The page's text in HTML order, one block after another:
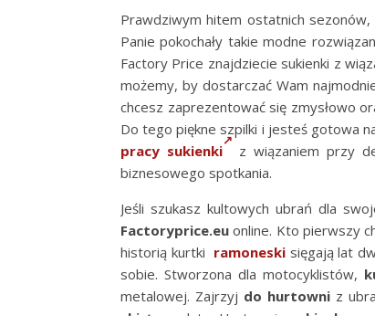
Prawdziwym hitem ostatnich
Panie pokochały takie modne
Factory Price znajdziecie sukienki z
możemy, by dostarczać Wam
chcesz zaprezentować się zmysłowo
Do tego piękne szpilki i jesteś gotowa
pracy sukienki
z wiązaniem przy
biznesowego spotkania.
Jeśli szukasz kultowych ubrań dla
Factoryprice.euonline. Kto pierwszy
historią kurtki ramoneski sięgają lat
sobie. Stworzona dla motocyklistów,
metalowej. Zajrzyj do hurtowni z